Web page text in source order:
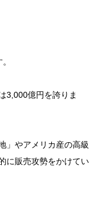
3,000億円を誇りま
」やアメリカ産の高級
に販売攻勢をかけてい